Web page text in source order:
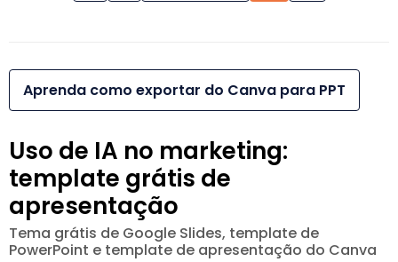
Aprenda como exportar do Canva para PPT
Uso de IA no marketing:
template grátis de
apresentação
Tema grátis de Google Slides, template de
PowerPoint e template de apresentação do Canva